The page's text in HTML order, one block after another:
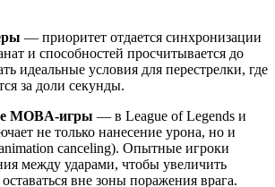
— приоритет отдается синхронизации
и способностей просчитывается до
идеальные условия для перестрелки, где
за доли секунды.
MOBA-игры — в League of Legends и
не только нанесение урона, но и
canceling). Опытные игроки
между ударами, чтобы увеличить
вне зоны поражения врага.